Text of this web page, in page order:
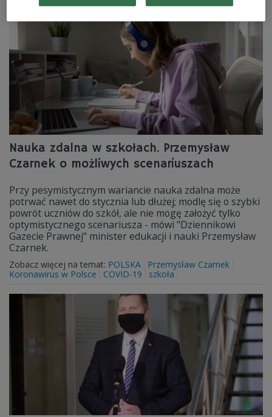
Nauka zdalna w szkołach. Przemysław
Czarnek o możliwych scenariuszach
Przy pesymistycznym wariancie nauka zdalna może
potrwać nawet do stycznia lub dłużej; modlę się o szybki
powrót uczniów do szkół, ale nie mogę założyć tylko
optymistycznego scenariusza - mówi "Dziennikowi
Gazecie Prawnej" minister edukacji i nauki Przemysław
Czarnek.
Zobacz więcej na temat: POLSKA
Przemysław Czarnek
Koronawirus w Polsce
COVID-19 szkoła